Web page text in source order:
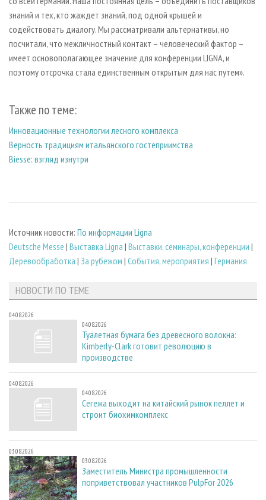
знаний и тех, кто жаждет знаний, под одной крышей и
содействовать диалогу. Мы рассматривали альтернативы, но
посчитали, что межличностный контакт – человеческий фактор –
имеет основополагающее значение для конференции LIGNA, и
поэтому отсрочка стала единственным открытым для нас путем».
Также по теме:
Инновационные технологии лесного комплекса
Верность традициям итальянского гостеприимства
Biesse: взгляд изнутри
Источник новости: По информации Ligna
Deutsche Messe | Выставка Ligna | Выставки, семинары, конференции |
Деревообработка | За рубежом | События, мероприятия | Германия
НОВОСТИ ПО ТЕМЕ
04.08.2026
04.08.2026
Туалетная бумага без древесного волокна:
Kimberly-Clark готовит революцию в
производстве
04.08.2026
04.08.2026
Сегежа выходит на китайский рынок пеллет и
строит биохимкомплекс
03.08.2026
03.08.2026
Заместитель Министра промышленности
поприветствовал участников PulpFor 2026